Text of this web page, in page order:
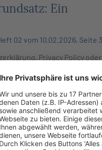
Ein
02 vom 10.02.2026, Seite
Privacy Policy
aus Art. 13, 14 DSGVO
(Art. 12 Abs. 1 Satz 1
2, Art. 14 Abs. 2 DSGVO)
Jurist:innen,
– gerne auch über die
beschrieben werden.
Informationspflichten